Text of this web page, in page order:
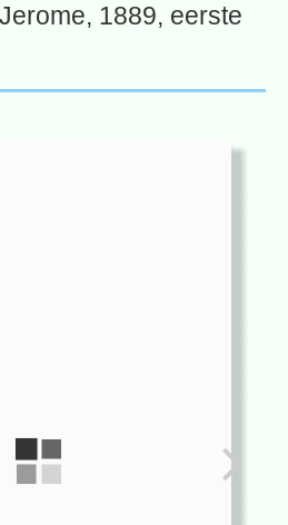
1889, eerste